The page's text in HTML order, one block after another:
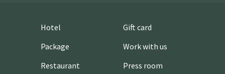
Hotel
Package
Restaurant
Gift card
Work with us
Press room